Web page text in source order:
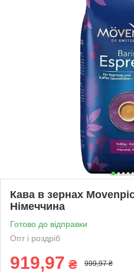
Кава в зернах
Німеччина
Готово до відправки
Опт і роздріб
919,97 ₴ 999,97 ₴